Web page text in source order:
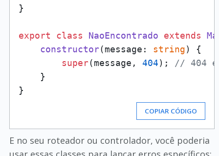
}
export class NaoEncontrado extends
constructor(message: string) {
super(message, 404); // 404 é
    }
COPIAR CÓDIGO
E no seu roteador ou controlador, você poderia